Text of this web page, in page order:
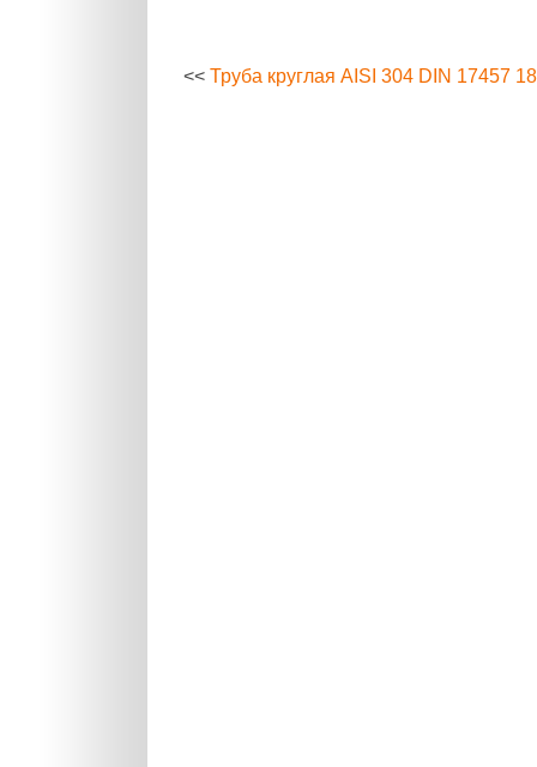
<< Труба круглая AISI 304 DIN 17457